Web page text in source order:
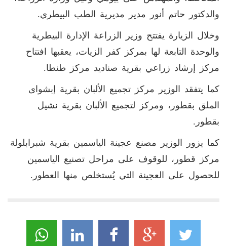
والدكتور حاتم أنور مدير مديرية الطب البيطري.
وخلال الزيارة يفتتح وزير الزراعة الإدارة البيطرية
والوحدة التابعة لها بمركز كفر الزيات، يعقبها افتتاح
مركز إرشاد زراعي بقرية صناديد مركز طنطا.
كما يتفقد الوزير مركز تجميع الألبان بقرية إبشواى
الملق بقطور، ومركز لتجميع الألبان بقرية نشيل
بقطور.
كما يزور الوزير مصنع عجينة الياسمين بقرية شبرابلولة
مركز قطور، للوقوف على مراحل تصنيع الياسمين
للحصول على العجينة التي يُستخلص منها العطور.